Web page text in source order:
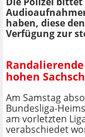
haben, diese
Verfügung zur
hohen
Am Samstag
Bundesliga-
am vorletzten
verabschiedet